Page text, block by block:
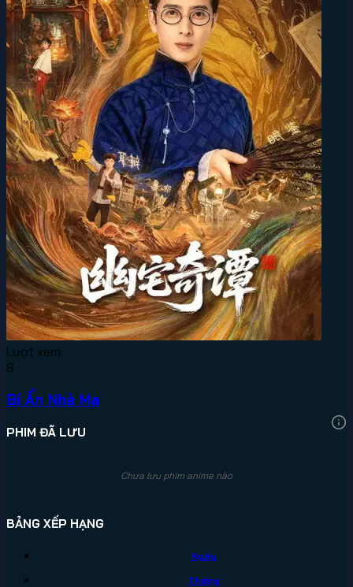
Lượt xem:
8
Bí Ẩn Nhà Ma
PHIM ĐÃ LƯU
Chưa lưu phim anime nào
BẢNG XẾP HẠNG
Ngày
Tháng